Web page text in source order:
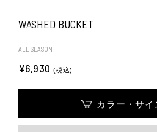
WASHED BUCKET
ALL SEASON
¥6,930 (税込)
カラー・サイ